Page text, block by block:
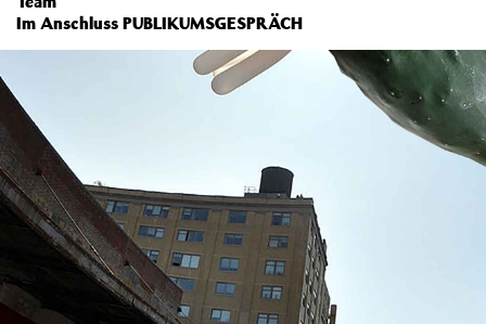
Im Anschluss PUBLIKUMSGESPRÄCH